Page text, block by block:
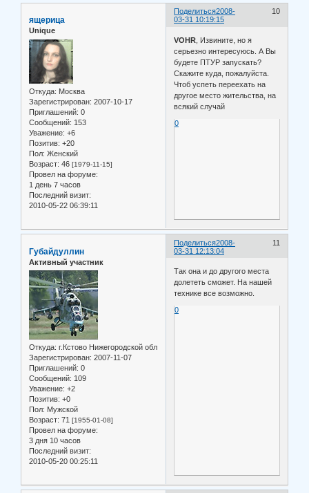
Поделиться 10
2008-
03-31 10:19:15
ящерица
Unique
Откуда: Москва
Зарегистрирован: 2007-10-17
Приглашений: 0
Сообщений: 153
Уважение: +6
Позитив: +20
Пол: Женский
Возраст: 46 [1979-11-15]
Провел на форуме:
1 день 7 часов
Последний визит:
2010-05-22 06:39:11
VOHR , Извините, но я
серьезно интересуюсь. А Вы
будете ПТУР запускать?
Скажите куда, пожалуйста.
Чтоб успеть переехать на
другое место жительства, на
всякий случай
0
Поделиться 11
2008-
03-31 12:13:04
Губайдуллин
Активный участник
Откуда: г.Кстово Нижегородской обл
Зарегистрирован: 2007-11-07
Приглашений: 0
Сообщений: 109
Уважение: +2
Позитив: +0
Пол: Мужской
Возраст: 71 [1955-01-08]
Провел на форуме:
3 дня 10 часов
Последний визит:
2010-05-20 00:25:11
Так она и до другого места
долететь сможет. На нашей
технике все возможно.
0